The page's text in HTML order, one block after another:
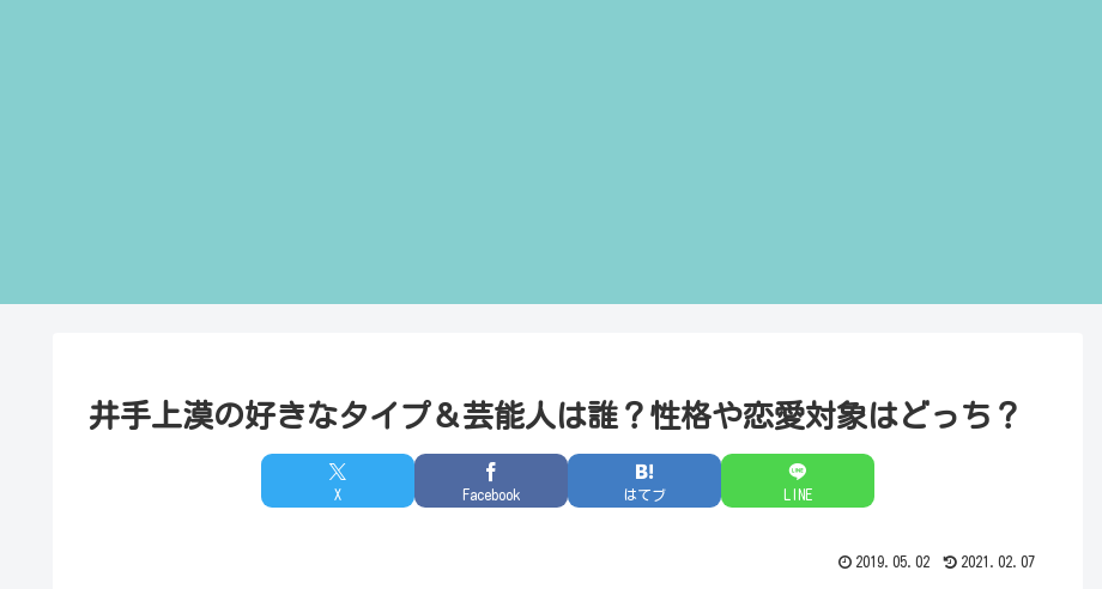
井手上漠の好きなタイプ＆芸能人は誰？性格や恋愛対象はどっち？
X Facebook はてブ LINE
2019.05.02 2021.02.07